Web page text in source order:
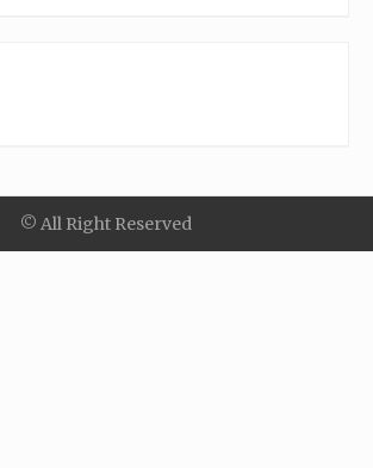
© All Right Reserved